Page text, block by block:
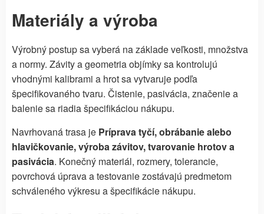
Materiály a výroba
Výrobný postup sa vyberá na základe veľkosti, množstva
a normy. Závity a geometria objímky sa kontrolujú
vhodnými kalibrami a hrot sa vytvaruje podľa
špecifikovaného tvaru. Čistenie, pasivácia, značenie a
balenie sa riadia špecifikáciou nákupu.
Navrhovaná trasa je Príprava tyčí, obrábanie alebo
hlavičkovanie, výroba závitov, tvarovanie hrotov a
pasivácia. Konečný materiál, rozmery, tolerancie,
povrchová úprava a testovanie zostávajú predmetom
schváleného výkresu a špecifikácie nákupu.